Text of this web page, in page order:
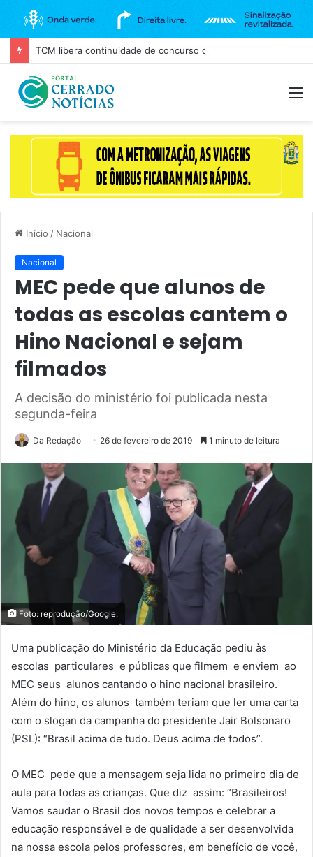
Início / Nacional
Nacional
MEC pede que alunos de
todas as escolas cantem o
Hino Nacional e sejam
filmados
A decisão do ministério foi publicada nesta
segunda-feira
Da Redação 26 de fevereiro de 2019 1 minuto de leitura
Foto: reprodução/Google.
Uma publicação do Ministério da Educação pediu às
escolas particulares e públicas que filmem e enviem ao
MEC seus alunos cantando o hino nacional brasileiro.
Além do hino, os alunos também teriam que ler uma carta
com o slogan da campanha do presidente Jair Bolsonaro
(PSL): “Brasil acima de tudo. Deus acima de todos”.
O MEC pede que a mensagem seja lida no primeiro dia de
aula para todas as crianças. Que diz assim: “Brasileiros!
Vamos saudar o Brasil dos novos tempos e celebrar a
educação responsável e de qualidade a ser desenvolvida
na nossa escola pelos professores, em benefício de você,